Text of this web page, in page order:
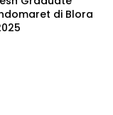
di Blora